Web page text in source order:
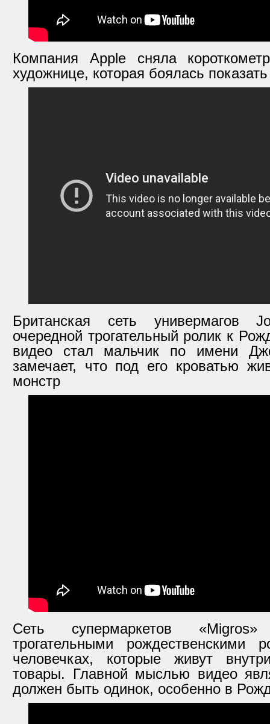
Компания Apple сняла
художнице, которая боялась
Британская сеть универмагов
очередной трогательный ролик к
видео стал мальчик по имени
замечает, что под его кроватью
монстр
Сеть супермаркетов
трогательными рождественскими
человечках, которые живут
товары. Главной мыслью видео
должен быть одинок, особенно в